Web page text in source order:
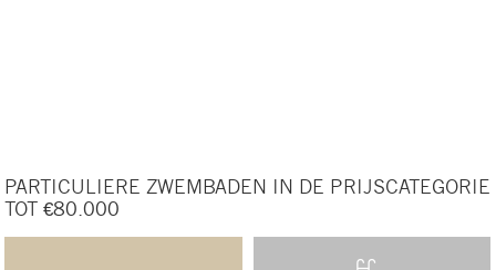
PARTICULIERE ZWEMBADEN IN DE PRIJSCATEGORIE
TOT €80.000